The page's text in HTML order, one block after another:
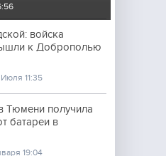
войска
к Доброполью
11:35
Тюмени получила
батареи в
19:04